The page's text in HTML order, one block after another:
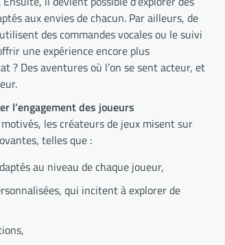
aux envies de chacun. Par ailleurs, de
des commandes vocales ou le suivi
une expérience encore plus
? Des aventures où l’on se sent acteur, et
l’engagement des joueurs
les créateurs de jeux misent sur
telles que :
au niveau de chaque joueur,
qui incitent à explorer de